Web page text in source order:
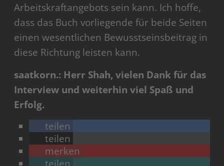
Arbeitskraftangebots sein kann. Ich hoffe,
dass das Buch vorliegende für beide Seiten
einen wesentlichen Bewusstseinsbeitrag in
diese Richtung leisten kann.
saatkorn.: Herr Shah, vielen Dank für das
Interview und weiterhin viel Spaß und
Erfolg.
teilen
teilen
merken